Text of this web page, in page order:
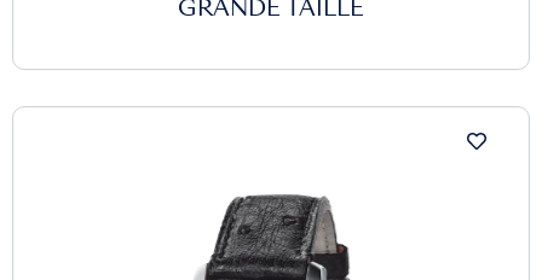
GRANDE TAILLE